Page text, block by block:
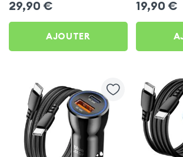
29,90 €
AJOUTER
Xiaomi 13T
19,90 €